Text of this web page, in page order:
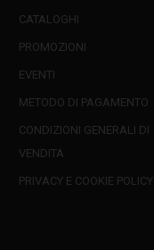
CATALOGHI
PROMOZIONI
EVENTI
METODO DI PAGAMENTO
CONDIZIONI GENERALI DI
VENDITA
PRIVACY E COOKIE POLICY